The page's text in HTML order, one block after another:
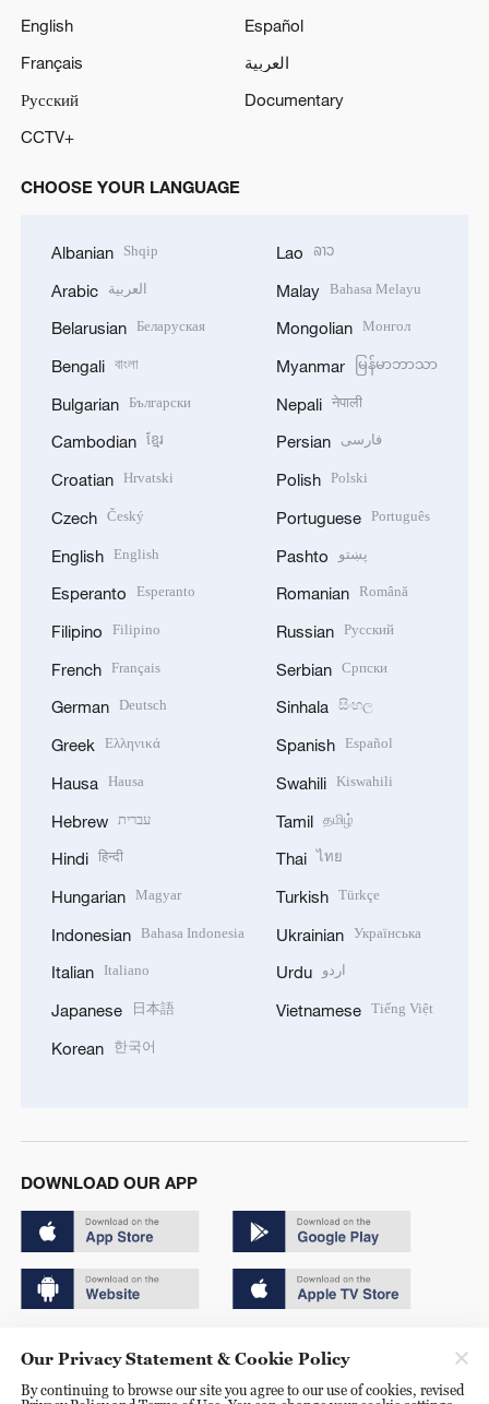
English
Español
Français
العربية
Русский
Documentary
CCTV+
CHOOSE YOUR LANGUAGE
Albanian Shqip
Arabic العربية
Belarusian Беларуская
Bengali বাংলা
Bulgarian Български
Cambodian ខ្មែរ
Croatian Hrvatski
Czech Český
English English
Esperanto Esperanto
Filipino Filipino
French Français
German Deutsch
Greek Ελληνικά
Hausa Hausa
Hebrew עברית
Hindi हिन्दी
Hungarian Magyar
Indonesian Bahasa Indonesia
Italian Italiano
Japanese 日本語
Korean 한국어
Lao ລາວ
Malay Bahasa Melayu
Mongolian Монгол
Myanmar မြန်မာဘာသာ
Nepali नेपाली
Persian فارسی
Polish Polski
Portuguese Português
Pashto پښتو
Romanian Română
Russian Русский
Serbian Српски
Sinhala සිංහල
Spanish Español
Swahili Kiswahili
Tamil தமிழ்
Thai ไทย
Turkish Türkçe
Ukrainian Українська
Urdu اردو
Vietnamese Tiếng Việt
DOWNLOAD OUR APP
京ICP备20000184号
Our Privacy Statement & Cookie Policy
By continuing to browse our site you agree to our use of cookies, revised